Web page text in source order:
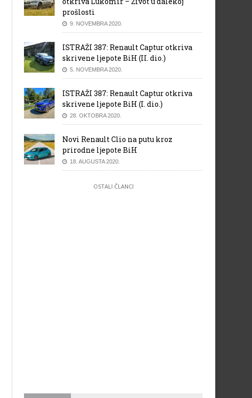
prošlosti
9. NOVEMBRA 2020.
ISTRAŽI 387: Renault Captur otkriva
skrivene ljepote BiH (II. dio.)
5. NOVEMBRA 2020.
ISTRAŽI 387: Renault Captur otkriva
skrivene ljepote BiH (I. dio.)
28. OKTOBRA 2020.
Novi Renault Clio na putu kroz
prirodne ljepote BiH
18. AUGUSTA 2020.
OSTALI ČLANCI